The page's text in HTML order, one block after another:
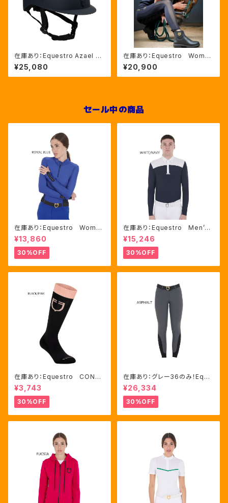
在庫あり：Equestro Azael ユ
ニセックスヘルメットNAVY/NA
VYSHINY XLサイズ（ETU02
011）
¥25,080
在庫あり：Equestro Wome
n’ｓ メッシュインサート フル
グリップレギンス（ETW00170）
¥20,900
セール中の商品
在庫あり：Equestro Wome
n's テクニカル トレーニング
ポロシャツ Royal Blue、M
サイズ（ETW00064）
¥13,860
30%OFF
在庫あり：Equestro Men’ｓ
メッシュコンビ 長袖 競技用
シャツ 2色Mサイズ（ETM000
60）
¥15,246
30%OFF
在庫あり：Equestro CONTR
ASTING LOGO ソックス 2
色（ETU00019）
¥3,743
30%OFF
在庫あり：グレー36のみ！Eque
stro Women's Aria キュロ
ット FULLグリップ（ET0675
0）
¥26,334
30%OFF